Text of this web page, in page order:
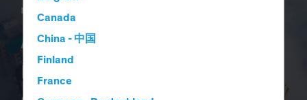
Canada
China - 中国
Finland
France
regulación
Acciones de ME:
negocios fabulosos